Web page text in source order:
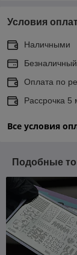
Условия
Наличными
Оплата по
Рассрочка 5
Все условия
Подобные